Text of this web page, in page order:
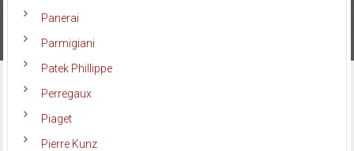
Panerai
Parmigiani
Patek Phillippe
Perregaux
Piaget
Pierre Kunz